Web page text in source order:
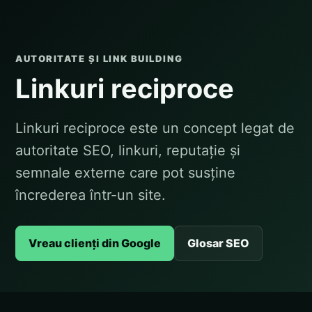
AUTORITATE ȘI LINK BUILDING
Linkuri reciproce
Linkuri reciproce este un concept legat de
autoritate SEO, linkuri, reputație și
semnale externe care pot susține
încrederea într-un site.
Vreau clienți din Google Glosar SEO